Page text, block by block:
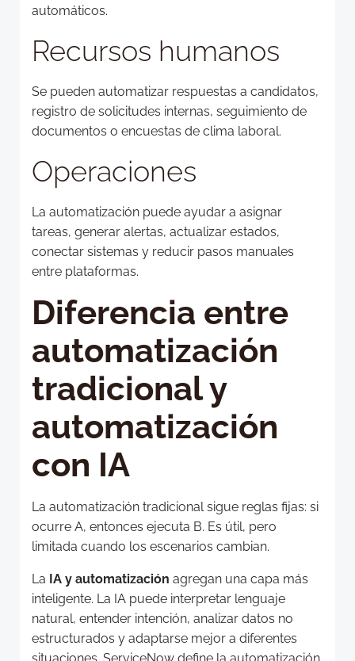
automáticos.
Recursos humanos
Se pueden automatizar respuestas a candidatos,
registro de solicitudes internas, seguimiento de
documentos o encuestas de clima laboral.
Operaciones
La automatización puede ayudar a asignar
tareas, generar alertas, actualizar estados,
conectar sistemas y reducir pasos manuales
entre plataformas.
Diferencia entre
automatización
tradicional y
automatización
con IA
La automatización tradicional sigue reglas fijas: si
ocurre A, entonces ejecuta B. Es útil, pero
limitada cuando los escenarios cambian.
La IA y automatización agregan una capa más
inteligente. La IA puede interpretar lenguaje
natural, entender intención, analizar datos no
estructurados y adaptarse mejor a diferentes